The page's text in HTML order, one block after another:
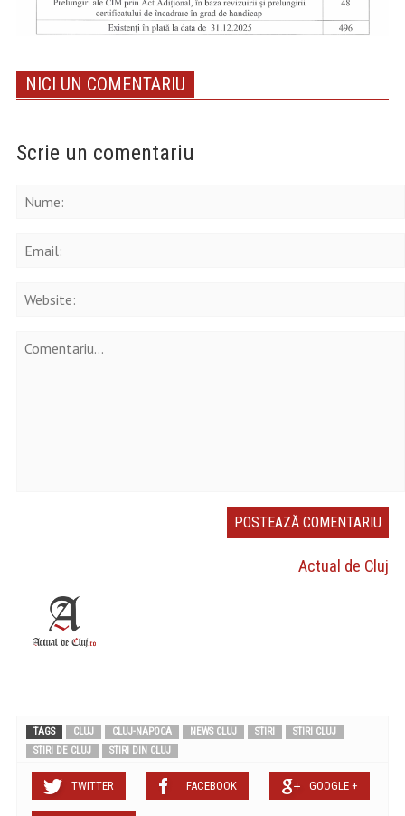
NICI UN COMENTARIU
Scrie un comentariu
Actual de Cluj
TAGS CLUJ CLUJ-NAPOCA NEWS CLUJ STIRI
STIRI CLUJ
STIRI DE CLUJ
STIRI DIN CLUJ
TWITTER FACEBOOK GOOGLE +